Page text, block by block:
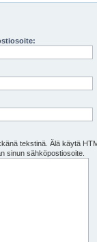
tekstinä. Älä käytä
sinun sähköpostiosoite.